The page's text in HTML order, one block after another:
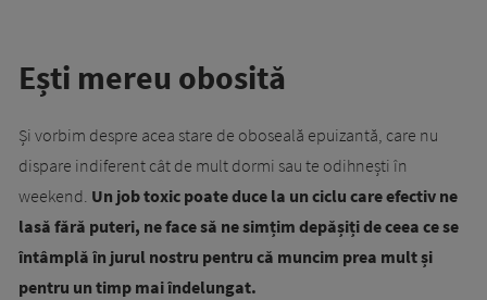
Ești mereu obosită
Și vorbim despre acea stare de oboseală epuizantă, care nu
dispare indiferent cât de mult dormi sau te odihnești în
weekend. Un job toxic poate duce la un ciclu care efectiv ne
lasă fără puteri, ne face să ne simțim depășiți de ceea ce se
întâmplă în jurul nostru pentru că muncim prea mult și
pentru un timp mai îndelungat.